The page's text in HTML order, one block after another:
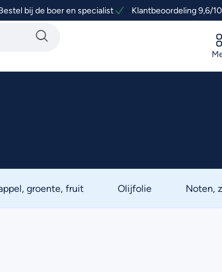
bij de boer en specialist Klantbeoordeling 9,6/10
groente, fruit Olijfolie Noten,